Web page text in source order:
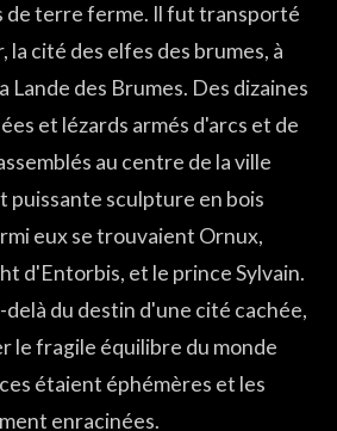
de terre ferme. Il fut transporté
la cité des elfes des brumes, à
Lande des Brumes. Des dizaines
et lézards armés d'arcs et de
au centre de la ville
puissante sculpture en bois
eux se trouvaient Ornux,
d'Entorbis, et le prince Sylvain.
delà du destin d'une cité cachée,
le fragile équilibre du monde
étaient éphémères et les
enracinées.